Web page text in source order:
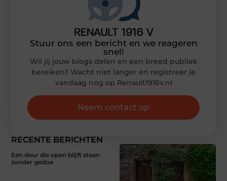
RECENTE BERICHTEN
Een deur die open blijft staan
zonder gedoe
Stuur ons een bericht en we reageren
snel!
Wil jij jouw blogs delen en een breed publiek
bereiken? Wacht niet langer en registreer je
vandaag nog op Renault1916v.nl
Neem contact op